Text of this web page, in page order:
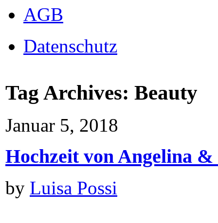
AGB
Datenschutz
Tag Archives: Beauty
Januar 5, 2018
Hochzeit von Angelina
by Luisa Possi